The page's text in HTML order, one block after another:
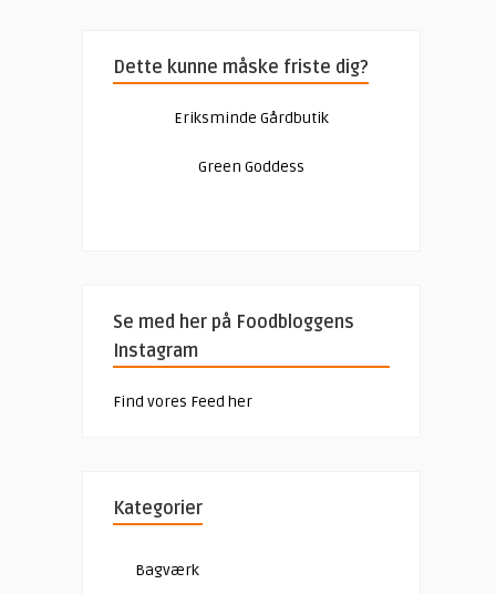
kr. 299,00.
Dette kunne måske friste dig?
Eriksminde Gårdbutik
Green Goddess
Se med her på Foodbloggens
Instagram
Find vores Feed her
Kategorier
Bagværk